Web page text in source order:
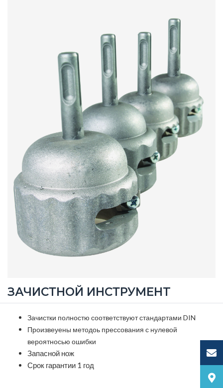
ЗАЧИСТНОЙ ИНСТРУМЕНT
Зачистки полностю соответствуют стандартами DIN
Произвеуены методоь прессования с нулевой
вероятносью ошибки
Запасной нож
Срок гарантии 1 год